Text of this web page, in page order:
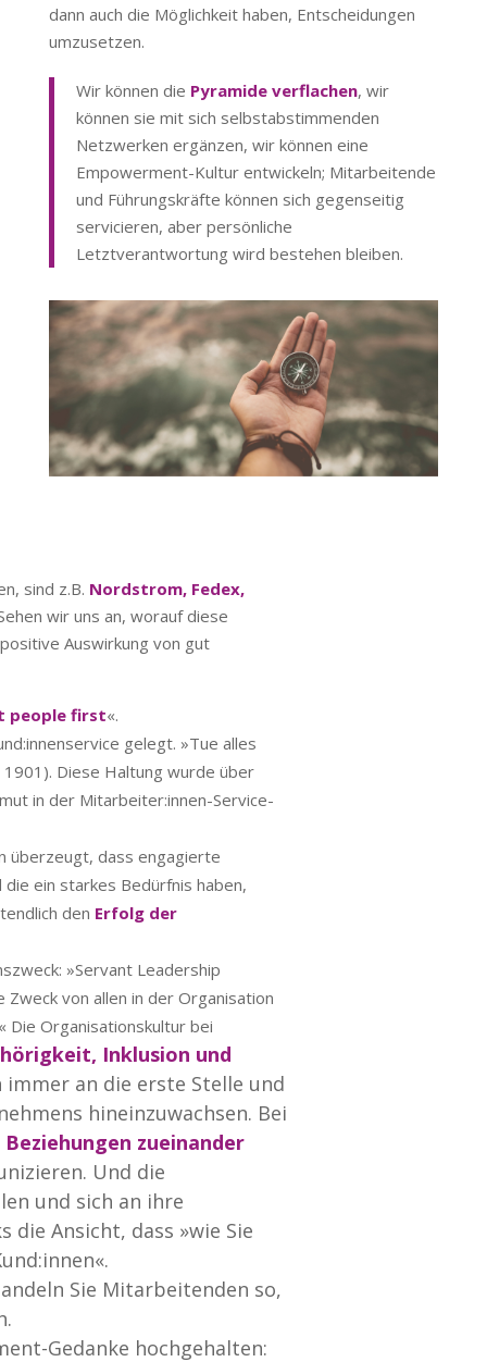
dann auch die Möglichkeit haben, Entscheidungen
umzusetzen.
Wir können die Pyramide verflachen, wir
können sie mit sich selbstabstimmenden
Netzwerken ergänzen, wir können eine
Empowerment-Kultur entwickeln; Mitarbeitende
und Führungskräfte können sich gegenseitig
servicieren, aber persönliche
Letztverantwortung wird bestehen bleiben.
sind z.B. Nordstrom, Fedex,
wir uns an, worauf diese
Auswirkung von gut
people first«.
gelegt. »Tue alles
Diese Haltung wurde über
in der Mitarbeiter:innen-Service-
überzeugt, dass engagierte
ein starkes Bedürfnis haben,
den Erfolg der
»Servant Leadership
von allen in der Organisation
Die Organisationskultur bei
Inklusion und
an die erste Stelle und
hineinzuwachsen. Bei
zueinander
Und die
und sich an ihre
Ansicht, dass »wie Sie
Sie Mitarbeitenden so,
Gedanke hochgehalten: